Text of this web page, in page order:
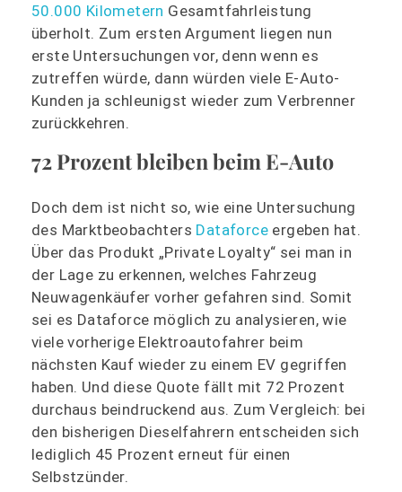
50.000 Kilometern Gesamtfahrleistung
überholt. Zum ersten Argument liegen nun
erste Untersuchungen vor, denn wenn es
zutreffen würde, dann würden viele E-Auto-
Kunden ja schleunigst wieder zum Verbrenner
zurückkehren.
72 Prozent bleiben beim E-Auto
Doch dem ist nicht so, wie eine Untersuchung
des Marktbeobachters Dataforce ergeben hat.
Über das Produkt „Private Loyalty“ sei man in
der Lage zu erkennen, welches Fahrzeug
Neuwagenkäufer vorher gefahren sind. Somit
sei es Dataforce möglich zu analysieren, wie
viele vorherige Elektroautofahrer beim
nächsten Kauf wieder zu einem EV gegriffen
haben. Und diese Quote fällt mit 72 Prozent
durchaus beindruckend aus. Zum Vergleich: bei
den bisherigen Dieselfahrern entscheiden sich
lediglich 45 Prozent erneut für einen
Selbstzünder.